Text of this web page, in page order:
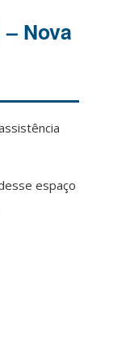
Nova
espaço